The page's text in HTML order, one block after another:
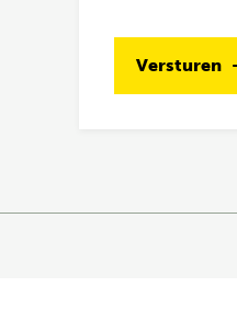
Versturen